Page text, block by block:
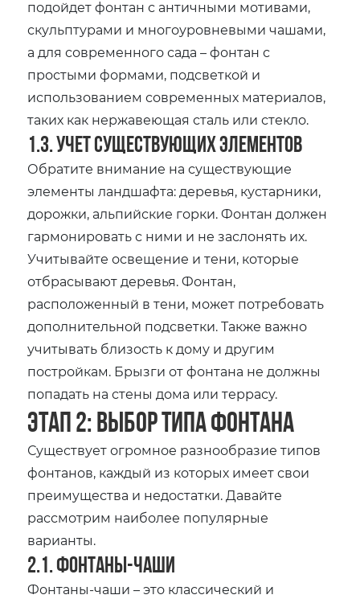
подойдет фонтан с античными мотивами‚
скульптурами и многоуровневыми чашами‚
а для современного сада – фонтан с
простыми формами‚ подсветкой и
использованием современных материалов‚
таких как нержавеющая сталь или стекло.
1.3. Учет существующих элементов
Обратите внимание на существующие
элементы ландшафта: деревья‚ кустарники‚
дорожки‚ альпийские горки. Фонтан должен
гармонировать с ними и не заслонять их.
Учитывайте освещение и тени‚ которые
отбрасывают деревья. Фонтан‚
расположенный в тени‚ может потребовать
дополнительной подсветки. Также важно
учитывать близость к дому и другим
постройкам. Брызги от фонтана не должны
попадать на стены дома или террасу.
Этап 2: Выбор типа фонтана
Существует огромное разнообразие типов
фонтанов‚ каждый из которых имеет свои
преимущества и недостатки. Давайте
рассмотрим наиболее популярные
варианты.
2.1. Фонтаны-чаши
Фонтаны-чаши – это классический и